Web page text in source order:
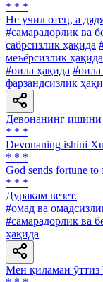
* * *
He учил отец, а
#самарадорлик ва
сабрсизлик ҳақида
меъёрсизлик ҳақида
#оила ҳақида
фарзандсизлик
Девонанинг ишини
* * *
Devonaning ishini
* * *
God sends fortune to
* * *
Дуракам везет.
#омад ва
#самарадорлик ва
ҳақида
Мен қиламан ўттиз